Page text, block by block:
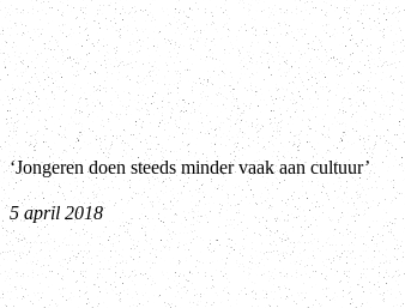
‘Jongeren doen steeds minder vaak aan cultuur’
5 april 2018